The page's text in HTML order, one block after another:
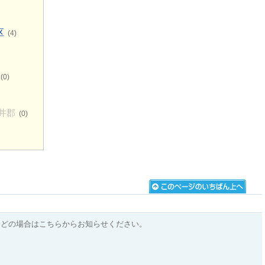
(4)
(0)
郡 (0)
の場合はこちらからお知らせください。